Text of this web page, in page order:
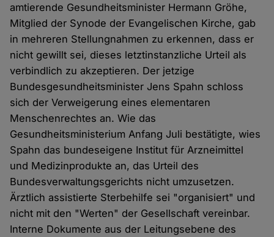
amtierende Gesundheitsminister Hermann Gröhe,
Mitglied der Synode der Evangelischen Kirche, gab
in mehreren Stellungnahmen zu erkennen, dass er
nicht gewillt sei, dieses letztinstanzliche Urteil als
verbindlich zu akzeptieren. Der jetzige
Bundesgesundheitsminister Jens Spahn schloss
sich der Verweigerung eines elementaren
Menschenrechtes an. Wie das
Gesundheitsministerium Anfang Juli bestätigte, wies
Spahn das bundeseigene Institut für Arzneimittel
und Medizinprodukte an, das Urteil des
Bundesverwaltungsgerichts nicht umzusetzen.
Ärztlich assistierte Sterbehilfe sei "organisiert" und
nicht mit den "Werten" der Gesellschaft vereinbar.
Interne Dokumente aus der Leitungsebene des